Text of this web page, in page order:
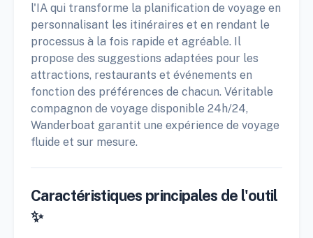
l'IA qui transforme la planification de voyage en
personnalisant les itinéraires et en rendant le
processus à la fois rapide et agréable. Il
propose des suggestions adaptées pour les
attractions, restaurants et événements en
fonction des préférences de chacun. Véritable
compagnon de voyage disponible 24h/24,
Wanderboat garantit une expérience de voyage
fluide et sur mesure.
Caractéristiques principales de l'outil
✨